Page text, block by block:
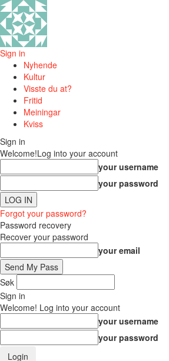
Sign in
Nyhende
Kultur
Visste du at?
Fritid
Meiningar
Kviss
Sign in
Welcome!Log into your account
your username
your password
Forgot your password?
Password recovery
Recover your password
your email
Søk
Sign in
Welcome! Log into your account
your username
your password